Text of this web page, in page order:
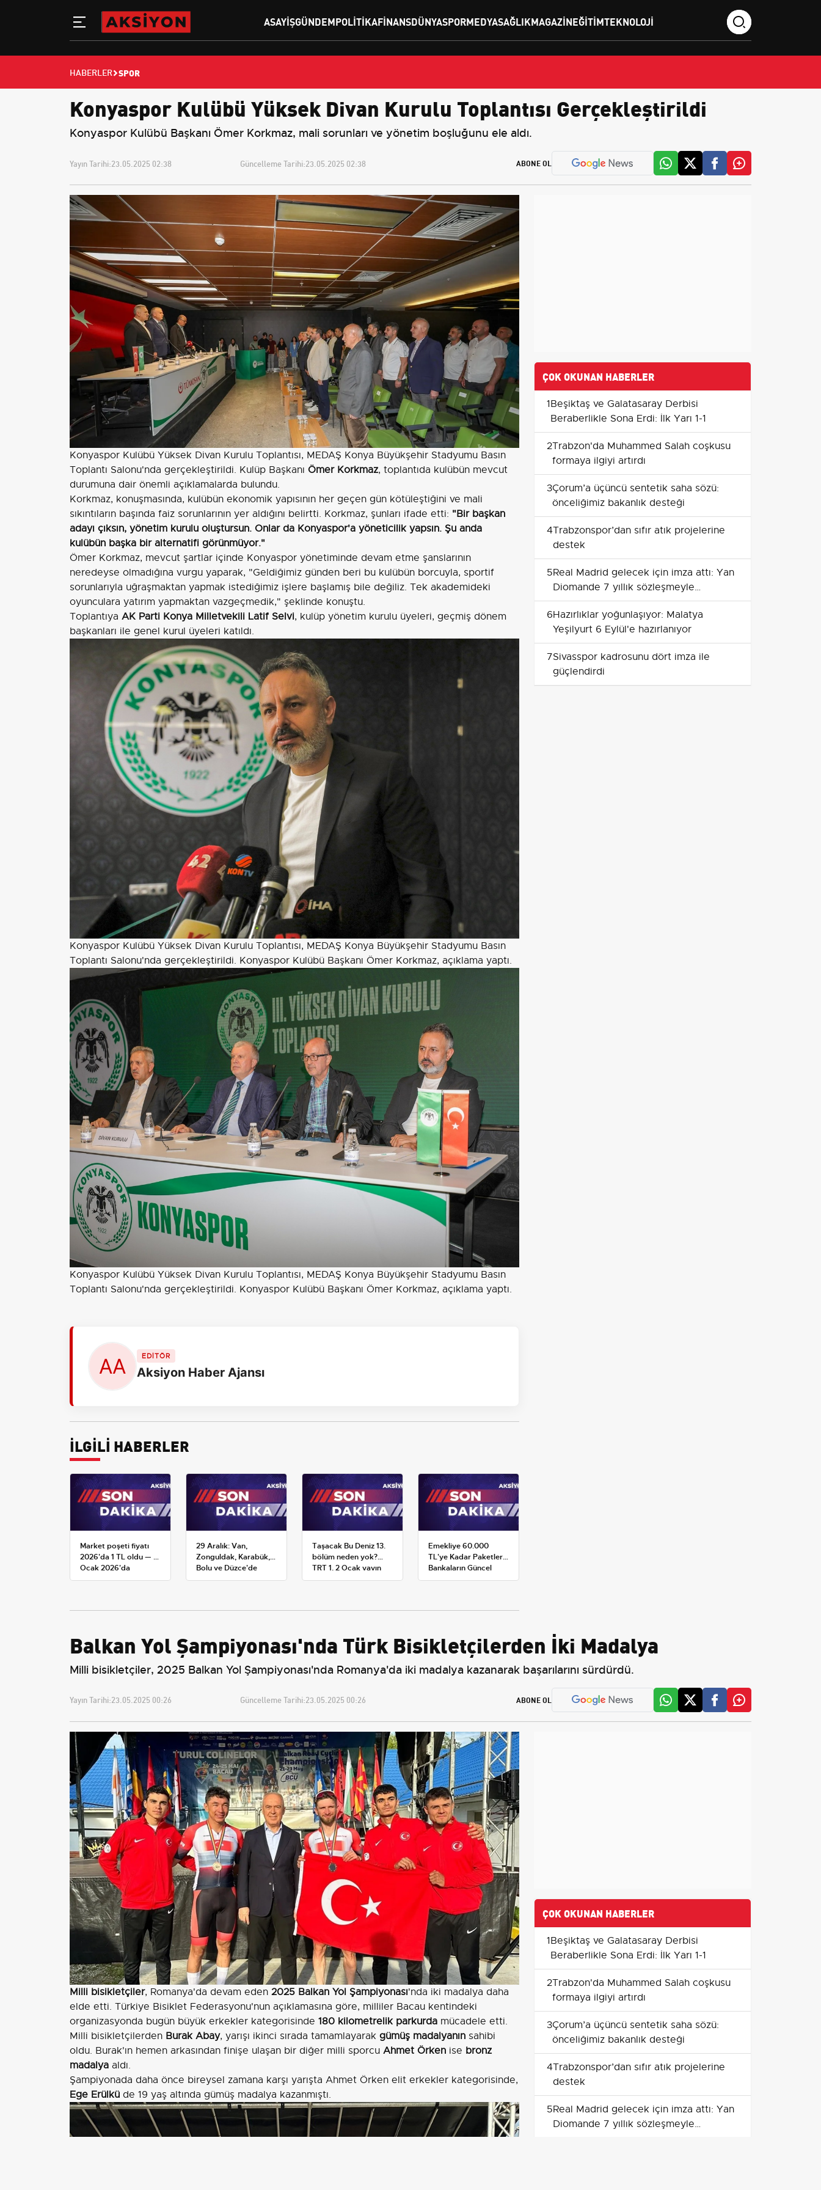
ASAYIŞGÜNDEMPOLITIKAFINANSDÜNYASPORMEDYASAĞLIKMAGAZINEĞITIMTEKNOLOJI
HABERLER SPOR
Konyaspor Kulübü Yüksek Divan Kurulu Toplantısı Gerçekleştirildi
Konyaspor Kulübü Başkanı Ömer Korkmaz, mali sorunları ve yönetim boşluğunu ele aldı.
Yayın Tarihi:23.05.2025 02:38 Güncelleme Tarihi:23.05.2025 02:38 ABONE OL
Konyaspor Kulübü Yüksek Divan Kurulu Toplantısı, MEDAŞ Konya Büyükşehir Stadyumu Basın
Toplantı Salonu'nda gerçekleştirildi. Kulüp Başkanı Ömer Korkmaz, toplantıda kulübün mevcut
durumuna dair önemli açıklamalarda bulundu.
Korkmaz, konuşmasında, kulübün ekonomik yapısının her geçen gün kötüleştiğini ve mali
sıkıntıların başında faiz sorunlarının yer aldığını belirtti. Korkmaz, şunları ifade etti: "Bir başkan
adayı çıksın, yönetim kurulu oluştursun. Onlar da Konyaspor'a yöneticilik yapsın. Şu anda
kulübün başka bir alternatifi görünmüyor."
Ömer Korkmaz, mevcut şartlar içinde Konyaspor yönetiminde devam etme şanslarının
neredeyse olmadığına vurgu yaparak, "Geldiğimiz günden beri bu kulübün borcuyla, sportif
sorunlarıyla uğraşmaktan yapmak istediğimiz işlere başlamış bile değiliz. Tek akademideki
oyunculara yatırım yapmaktan vazgeçmedik," şeklinde konuştu.
Toplantıya AK Parti Konya Milletvekili Latif Selvi, kulüp yönetim kurulu üyeleri, geçmiş dönem
başkanları ile genel kurul üyeleri katıldı.
Konyaspor Kulübü Yüksek Divan Kurulu Toplantısı, MEDAŞ Konya Büyükşehir Stadyumu Basın
Toplantı Salonu'nda gerçekleştirildi. Konyaspor Kulübü Başkanı Ömer Korkmaz, açıklama yaptı.
Konyaspor Kulübü Yüksek Divan Kurulu Toplantısı, MEDAŞ Konya Büyükşehir Stadyumu Basın
Toplantı Salonu'nda gerçekleştirildi. Konyaspor Kulübü Başkanı Ömer Korkmaz, açıklama yaptı.
EDİTÖR
Aksiyon Haber Ajansı
İLGİLİ HABERLER
Market poşeti fiyatı
2026'da 1 TL oldu — 1
Ocak 2026'da
yürürlüğe giren tarife
29 Aralık: Van,
Zonguldak, Karabük,
Bolu ve Düzce'de
okullar tatil —
Taşacak Bu Deniz 13.
bölüm neden yok?
TRT 1, 2 Ocak yayın
planını değiştirdi
Emekliye 60.000
TL'ye Kadar Paketler:
Bankaların Güncel
Promosyon ve Ek
ÇOK OKUNAN HABERLER
1Beşiktaş ve Galatasaray Derbisi
Beraberlikle Sona Erdi: İlk Yarı 1-1
2Trabzon'da Muhammed Salah coşkusu
formaya ilgiyi artırdı
3Çorum’a üçüncü sentetik saha sözü:
önceliğimiz bakanlık desteği
4Trabzonspor’dan sıfır atık projelerine
destek
5Real Madrid gelecek için imza attı: Yan
Diomande 7 yıllık sözleşmeyle
Madrid'de
6Hazırlıklar yoğunlaşıyor: Malatya
Yeşilyurt 6 Eylül'e hazırlanıyor
7Sivasspor kadrosunu dört imza ile
güçlendirdi
Balkan Yol Şampiyonası'nda Türk Bisikletçilerden İki Madalya
Milli bisikletçiler, 2025 Balkan Yol Şampiyonası'nda Romanya'da iki madalya kazanarak başarılarını sürdürdü.
Yayın Tarihi:23.05.2025 00:26 Güncelleme Tarihi:23.05.2025 00:26 ABONE OL
Milli bisikletçiler, Romanya'da devam eden 2025 Balkan Yol Şampiyonası'nda iki madalya daha
elde etti. Türkiye Bisiklet Federasyonu'nun açıklamasına göre, milliler Bacau kentindeki
organizasyonda bugün büyük erkekler kategorisinde 180 kilometrelik parkurda mücadele etti.
Milli bisikletçilerden Burak Abay, yarışı ikinci sırada tamamlayarak gümüş madalyanın sahibi
oldu. Burak'ın hemen arkasından finişe ulaşan bir diğer milli sporcu Ahmet Örken ise bronz
madalya aldı.
Şampiyonada daha önce bireysel zamana karşı yarışta Ahmet Örken elit erkekler kategorisinde,
Ege Erülkü de 19 yaş altında gümüş madalya kazanmıştı.
ÇOK OKUNAN HABERLER
1Beşiktaş ve Galatasaray Derbisi
Beraberlikle Sona Erdi: İlk Yarı 1-1
2Trabzon'da Muhammed Salah coşkusu
formaya ilgiyi artırdı
3Çorum’a üçüncü sentetik saha sözü:
önceliğimiz bakanlık desteği
4Trabzonspor’dan sıfır atık projelerine
destek
5Real Madrid gelecek için imza attı: Yan
Diomande 7 yıllık sözleşmeyle